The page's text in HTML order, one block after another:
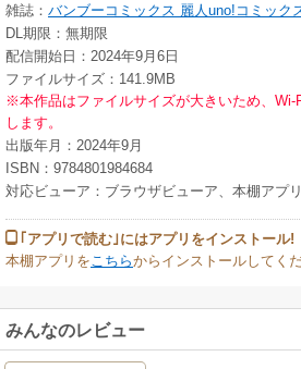
雑誌： バンブーコミックス 麗人uno!コミック
DL期限：無期限
配信開始日：2024年9月6日
ファイルサイズ：141.9MB
※本作品はファイルサイズが大きいため、Wi-
します。
出版年月：2024年9月
ISBN：9784801984684
対応ビューア：ブラウザビューア、本棚アプリ
｢アプリで読む｣にはアプリをインストール!
本棚アプリを こちらからインストールしてく
みんなのレビュー